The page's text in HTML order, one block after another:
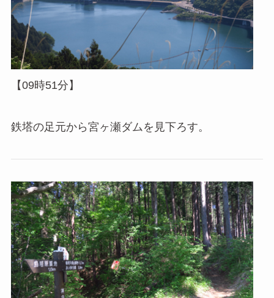
【09時51分】
鉄塔の足元から宮ヶ瀬ダムを見下ろす。